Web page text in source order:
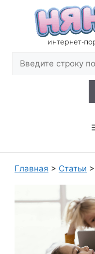
содержимому
интернет-
Главная > Статьи >